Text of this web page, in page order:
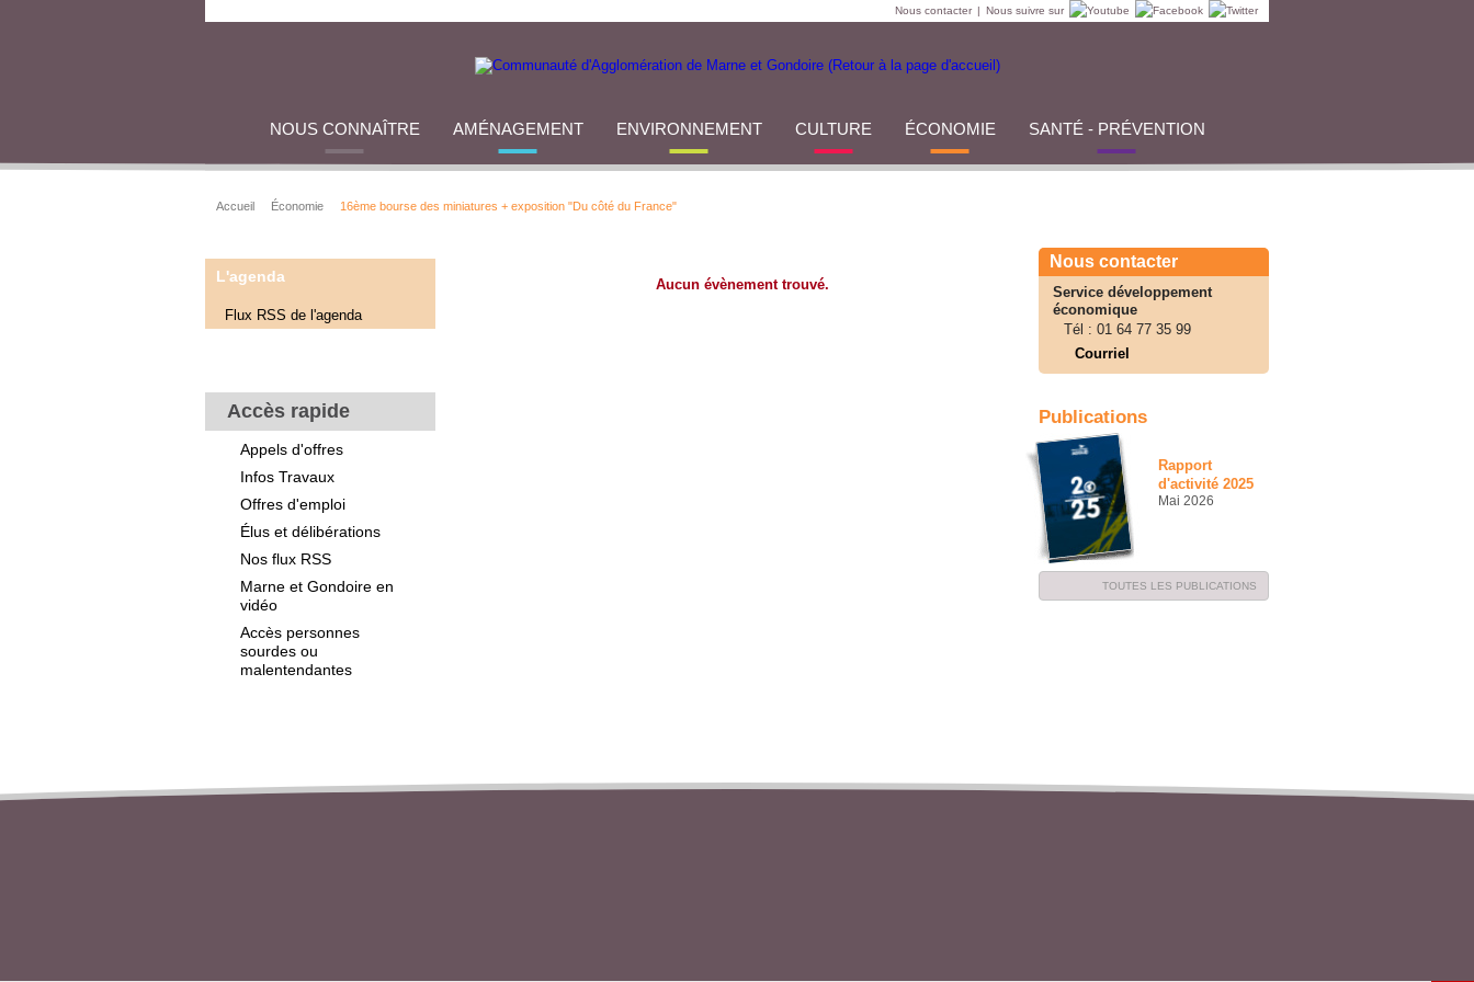
Nous contacter | Nous suivre sur
NOUS CONNAÎTRE AMÉNAGEMENT ENVIRONNEMENT CULTURE ÉCONOMIE SANTÉ - PRÉVENTION
Accueil Économie 16ème bourse des miniatures + exposition "Du côté du France"
L'agenda
Flux RSS de l'agenda
Accès rapide
Appels d'offres
Infos Travaux
Offres d'emploi
Élus et délibérations
Nos flux RSS
Marne et Gondoire en
vidéo
Accès personnes
sourdes ou
malentendantes
Aucun évènement trouvé.
Nous contacter
Service développement
économique
Tél : 01 64 77 35 99
Courriel
Publications
Rapport
d'activité 2025
Mai 2026
TOUTES LES PUBLICATIONS